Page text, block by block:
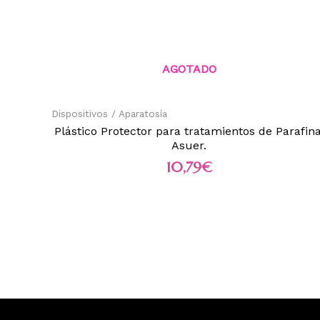
AGOTADO
Dispositivos / Aparatosía
Plástico Protector para tratamientos de
Asuer.
10,79€